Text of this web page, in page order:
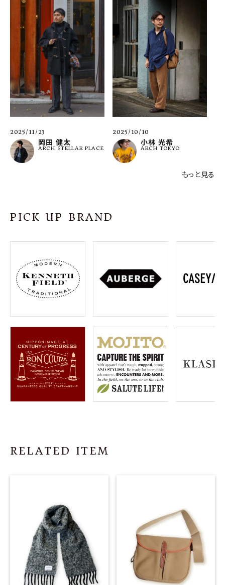
2025/11/23
岡田 健太
ARCH STELLAR PLACE
2025/10/10
小林 光希
ARCH TOKYO
もっと見る
PICK UP BRAND
RELATED ITEM